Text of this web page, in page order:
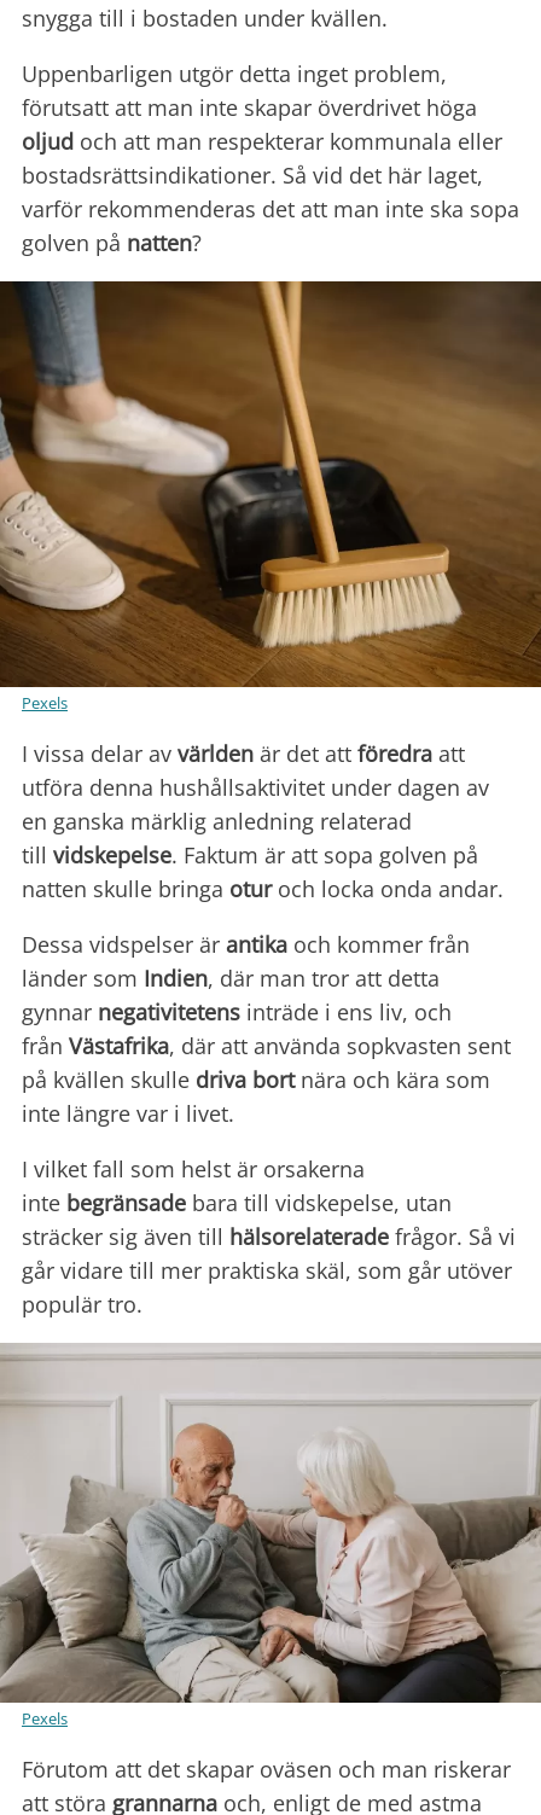
snygga till i bostaden under kvällen.
Uppenbarligen utgör detta inget problem,
förutsatt att man inte skapar överdrivet höga
oljud och att man respekterar kommunala eller
bostadsrättsindikationer. Så vid det här laget,
varför rekommenderas det att man inte ska sopa
golven på natten?
Pexels
I vissa delar av världen är det att föredra att
utföra denna hushållsaktivitet under dagen av
en ganska märklig anledning relaterad
till vidskepelse. Faktum är att sopa golven på
natten skulle bringa oturoch locka onda andar.
Dessa vidspelser är antika och kommer från
länder som Indien, där man tror att detta
gynnar negativitetens inträde i ens liv, och
från Västafrika, där att använda sopkvasten sent
på kvällen skulle driva bortnära och kära som
inte längre var i livet.
I vilket fall som helst är orsakerna
inte begränsade bara till vidskepelse, utan
sträcker sig även till hälsorelaterade frågor. Så vi
går vidare till mer praktiska skäl, som går utöver
populär tro.
Pexels
Förutom att det skapar oväsen och man riskerar
att störa grannarna och, enligt de med astma